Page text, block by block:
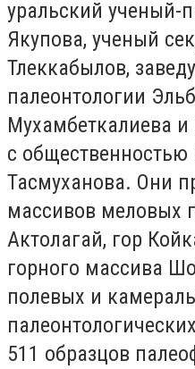
уральский ученый-
Якупова, ученый
Тлеккабылов,
палеонтологии
Мухамбеткалиева
с общественностью
Тасмуханова. Они
массивов меловых
Актолагай, гор
горного массива
полевых и
511 образцов